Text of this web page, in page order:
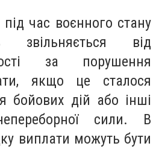
час воєнного стану
звільняється від
за порушення
якщо це сталося
бойових дій або інші
сили. В
виплати можуть бути